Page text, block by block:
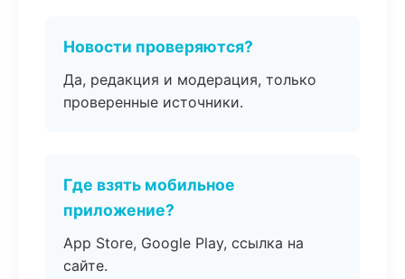
Новости проверяются?
Да, редакция и модерация, только
проверенные источники.
Где взять мобильное
приложение?
App Store, Google Play, ссылка на
сайте.